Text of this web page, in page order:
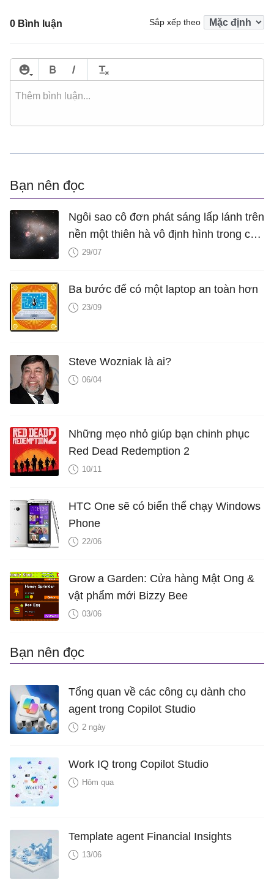
0 Bình luận Sắp xếp theo
Bạn nên đọc
Ngôi sao cô đơn phát sáng lấp lánh trên
nền một thiên hà vô định hình trong con
mắt của kính thiên văn Hubble
29/07
Ba bước để có một laptop an toàn hơn
23/09
Steve Wozniak là ai?
06/04
Những mẹo nhỏ giúp bạn chinh phục
Red Dead Redemption 2
10/11
HTC One sẽ có biến thể chạy Windows
Phone
22/06
Grow a Garden: Cửa hàng Mật Ong &
vật phẩm mới Bizzy Bee
03/06
Bạn nên đọc
Tổng quan về các công cụ dành cho
agent trong Copilot Studio
2 ngày
Work IQ trong Copilot Studio
Hôm qua
Template agent Financial Insights
13/06